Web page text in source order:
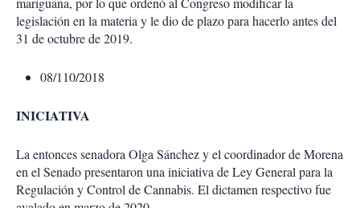
legislación en la materia y le dio de plazo para hacerlo antes del
31 de octubre de 2019.
08/110/2018
INICIATIVA
La entonces senadora Olga Sánchez y el coordinador de Morena
en el Senado presentaron una iniciativa de Ley General para la
Regulación y Control de Cannabis. El dictamen respectivo fue